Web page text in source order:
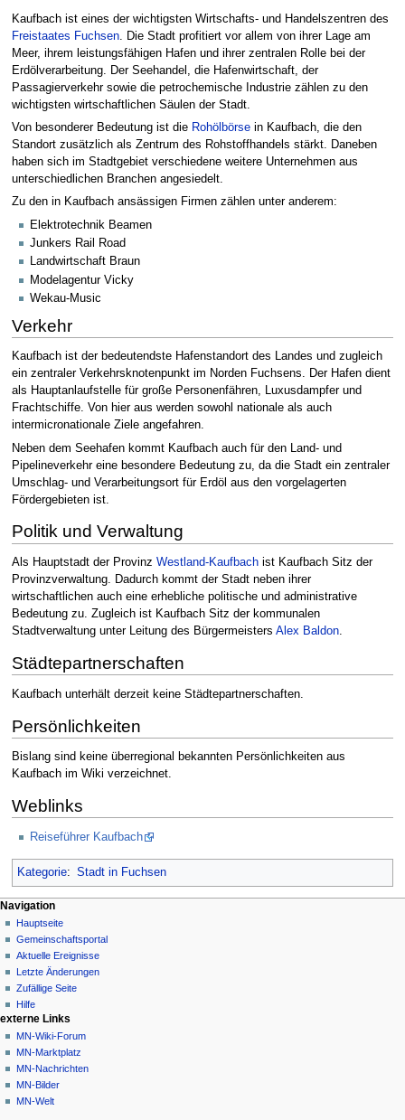
Kaufbach ist eines der wichtigsten Wirtschafts- und Handelszentren des
Freistaates Fuchsen. Die Stadt profitiert vor allem von ihrer Lage am
Meer, ihrem leistungsfähigen Hafen und ihrer zentralen Rolle bei der
Erdölverarbeitung. Der Seehandel, die Hafenwirtschaft, der
Passagierverkehr sowie die petrochemische Industrie zählen zu den
wichtigsten wirtschaftlichen Säulen der Stadt.
Von besonderer Bedeutung ist die Rohölbörsein Kaufbach, die den
Standort zusätzlich als Zentrum des Rohstoffhandels stärkt. Daneben
haben sich im Stadtgebiet verschiedene weitere Unternehmen aus
unterschiedlichen Branchen angesiedelt.
Zu den in Kaufbach ansässigen Firmen zählen unter anderem:
Elektrotechnik Beamen
Junkers Rail Road
Landwirtschaft Braun
Modelagentur Vicky
Wekau-Music
Verkehr
Kaufbach ist der bedeutendste Hafenstandort des Landes und zugleich
ein zentraler Verkehrsknotenpunkt im Norden Fuchsens. Der Hafen dient
als Hauptanlaufstelle für große Personenfähren, Luxusdampfer und
Frachtschiffe. Von hier aus werden sowohl nationale als auch
intermicronationale Ziele angefahren.
Neben dem Seehafen kommt Kaufbach auch für den Land- und
Pipelineverkehr eine besondere Bedeutung zu, da die Stadt ein zentraler
Umschlag- und Verarbeitungsort für Erdöl aus den vorgelagerten
Fördergebieten ist.
Politik und Verwaltung
Als Hauptstadt der Provinz Westland-Kaufbachist Kaufbach Sitz der
Provinzverwaltung. Dadurch kommt der Stadt neben ihrer
wirtschaftlichen auch eine erhebliche politische und administrative
Bedeutung zu. Zugleich ist Kaufbach Sitz der kommunalen
Stadtverwaltung unter Leitung des Bürgermeisters Alex Baldon.
Städtepartnerschaften
Kaufbach unterhält derzeit keine Städtepartnerschaften.
Persönlichkeiten
Bislang sind keine überregional bekannten Persönlichkeiten aus
Kaufbach im Wiki verzeichnet.
Weblinks
Reiseführer Kaufbach
Kategorie: Stadt in Fuchsen
Navigationsmenü
Seitenaktionen
Seite
Diskussion
Lesen
Quelltext
anzeigen
Versionsgeschichte
Meine Werkzeuge
Nicht
angemeldet
Diskussionsseite
Beiträge
Anmelden
Navigation
Hauptseite
Gemeinschafts­portal
Aktuelle Ereignisse
Letzte Änderungen
Zufällige Seite
Hilfe
externe Links
MN-Wiki-Forum
MN-Marktplatz
MN-Nachrichten
MN-Bilder
MN-Welt